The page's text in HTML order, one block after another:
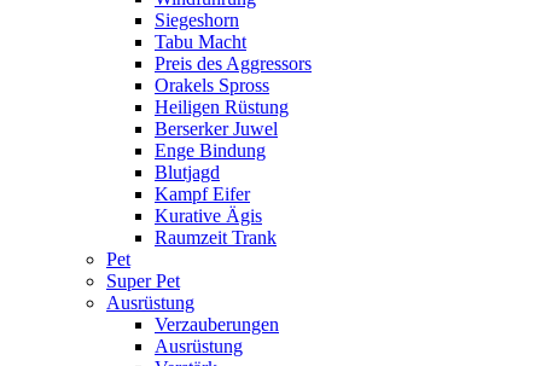
Siegeshorn
Tabu Macht
Preis des Aggressors
Orakels Spross
Heiligen Rüstung
Berserker Juwel
Enge Bindung
Blutjagd
Kampf Eifer
Kurative Ägis
Raumzeit Trank
Pet
Super Pet
Ausrüstung
Verzauberungen
Ausrüstung